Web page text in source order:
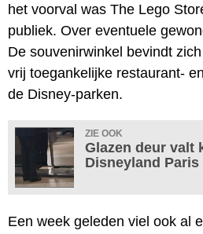
het voorval was The Lego
publiek. Over eventuele
De souvenirwinkel bevindt
vrij toegankelijke restaurant-
de Disney-parken.
ZIE OOK
Glazen deur valt
Disneyland Paris
Een week geleden viel ook al